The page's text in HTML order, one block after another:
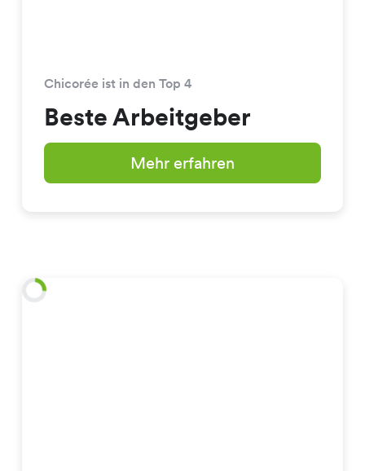
Chicorée ist in den Top 4
Beste Arbeitgeber
Mehr erfahren